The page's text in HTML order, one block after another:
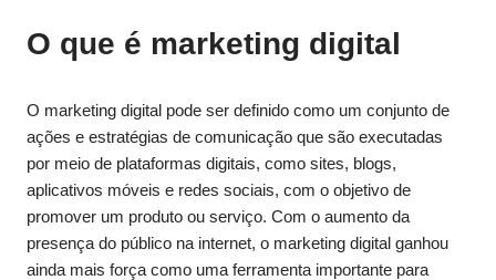
O que é marketing digital
O marketing digital pode ser definido como um conjunto de
ações e estratégias de comunicação que são executadas
por meio de plataformas digitais, como sites, blogs,
aplicativos móveis e redes sociais, com o objetivo de
promover um produto ou serviço. Com o aumento da
presença do público na internet, o marketing digital ganhou
ainda mais força como uma ferramenta importante para